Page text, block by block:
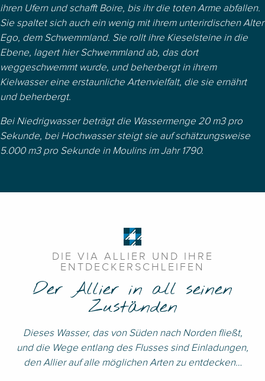
ihren Ufern und schafft Boire, bis ihr die toten Arme abfallen.
Sie spaltet sich auch ein wenig mit ihrem unterirdischen Alter
Ego, dem Schwemmland. Sie rollt ihre Kieselsteine in die
Ebene, lagert hier Schwemmland ab, das dort
weggeschwemmt wurde, und beherbergt in ihrem
Kielwasser eine erstaunliche Artenvielfalt, die sie ernährt
und beherbergt.
Bei Niedrigwasser beträgt die Wassermenge 20 m3 pro
Sekunde, bei Hochwasser steigt sie auf schätzungsweise
5.000 m3 pro Sekunde in Moulins im Jahr 1790.
DIE VIA ALLIER UND IHRE
ENTDECKERSCHLEIFEN
Der Allier in all seinen
Zuständen
Dieses Wasser, das von Süden nach Norden fließt,
und die Wege entlang des Flusses sind Einladungen,
den Allier auf alle möglichen Arten zu entdecken…